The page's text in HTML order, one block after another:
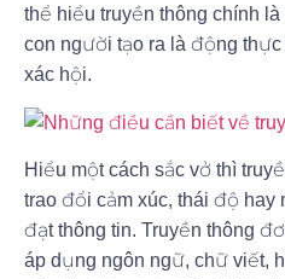
thể hiểu truyền thông chính
con người tạo ra là động
xác hội.
Hiểu một cách sắc vở thì
trao đổi cảm xúc, thái độ hay
đạt thông tin. Truyền thông
áp dụng ngôn ngữ, chữ viết,